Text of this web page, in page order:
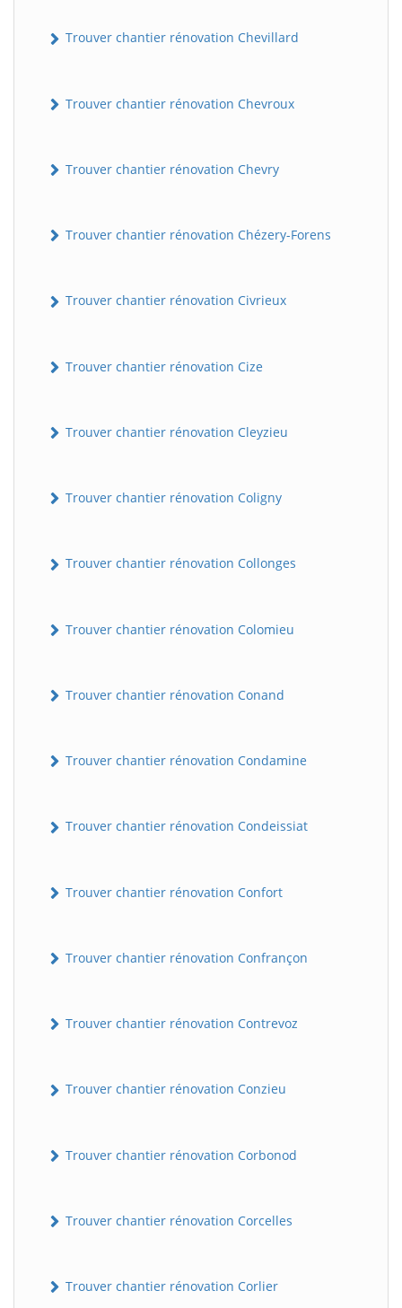
Trouver chantier rénovation Chevillard
Trouver chantier rénovation Chevroux
Trouver chantier rénovation Chevry
Trouver chantier rénovation Chézery-Forens
Trouver chantier rénovation Civrieux
Trouver chantier rénovation Cize
Trouver chantier rénovation Cleyzieu
Trouver chantier rénovation Coligny
Trouver chantier rénovation Collonges
Trouver chantier rénovation Colomieu
Trouver chantier rénovation Conand
Trouver chantier rénovation Condamine
Trouver chantier rénovation Condeissiat
Trouver chantier rénovation Confort
Trouver chantier rénovation Confrançon
Trouver chantier rénovation Contrevoz
Trouver chantier rénovation Conzieu
Trouver chantier rénovation Corbonod
Trouver chantier rénovation Corcelles
Trouver chantier rénovation Corlier